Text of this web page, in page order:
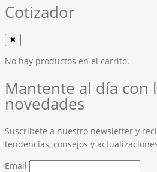
Cotizador
✖
No hay productos en el carrito.
Mantente al día con
novedades
Suscríbete a nuestro newsletter y
tendencias, consejos y
Email